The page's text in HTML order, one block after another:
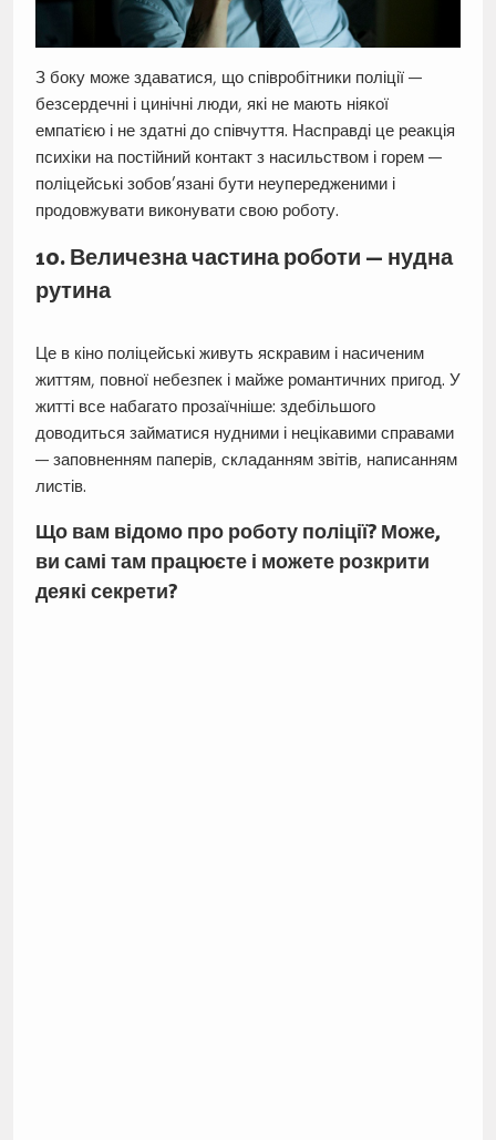
З боку може здаватися, що співробітники поліції —
безсердечні і цинічні люди, які не мають ніякої
емпатією і не здатні до співчуття. Насправді це реакція
психіки на постійний контакт з насильством і горем —
поліцейські зобов’язані бути неупередженими і
продовжувати виконувати свою роботу.
10. Величезна частина роботи — нудна
рутина
Це в кіно поліцейські живуть яскравим і насиченим
життям, повної небезпек і майже романтичних пригод. У
житті все набагато прозаїчніше: здебільшого
доводиться займатися нудними і нецікавими справами
— заповненням паперів, складанням звітів, написанням
листів.
Що вам відомо про роботу поліції? Може,
ви самі там працюєте і можете розкрити
деякі секрети?